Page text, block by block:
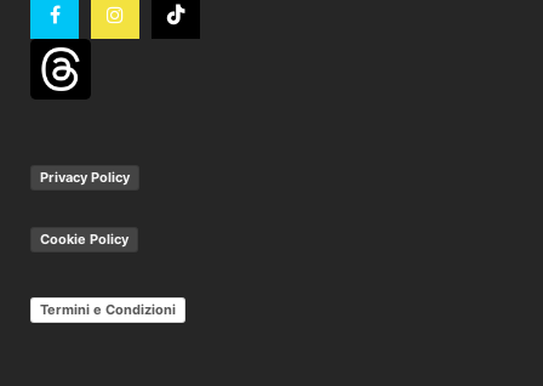
Privacy Policy
Cookie Policy
Termini e Condizioni